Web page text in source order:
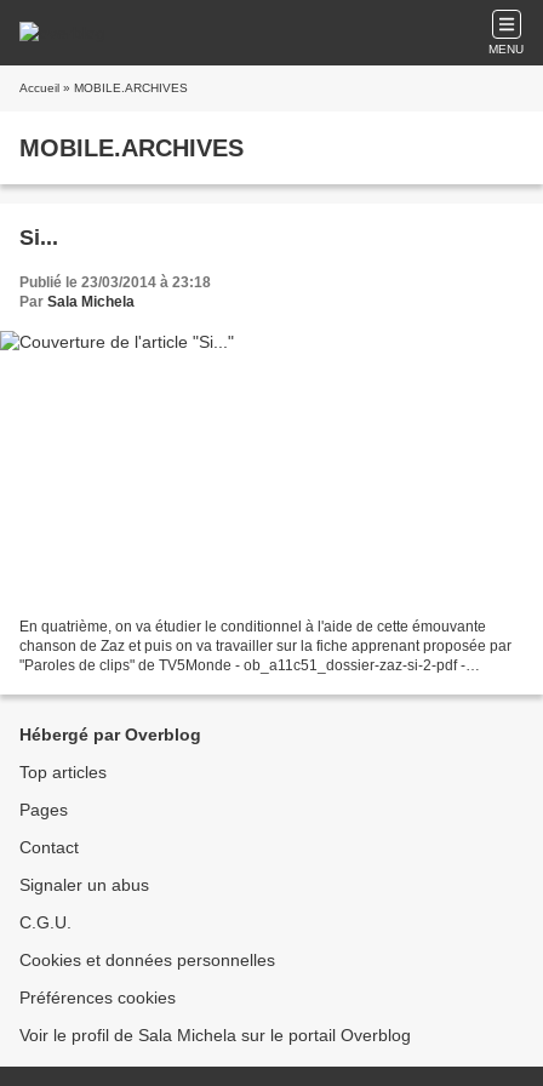
MENU
Accueil » MOBILE.ARCHIVES
MOBILE.ARCHIVES
Si...
Publié le 23/03/2014 à 23:18
Par Sala Michela
En quatrième, on va étudier le conditionnel à l'aide de cette émouvante
chanson de Zaz et puis on va travailler sur la fiche apprenant proposée par
"Paroles de clips" de TV5Monde - ob_a11c51_dossier-zaz-si-2-pdf -
Hébergé par Overblog
Top articles
Pages
Contact
Signaler un abus
C.G.U.
Cookies et données personnelles
Préférences cookies
Voir le profil de Sala Michela sur le portail Overblog